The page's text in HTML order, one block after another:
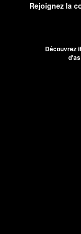
Rejoignez la
Découvrez